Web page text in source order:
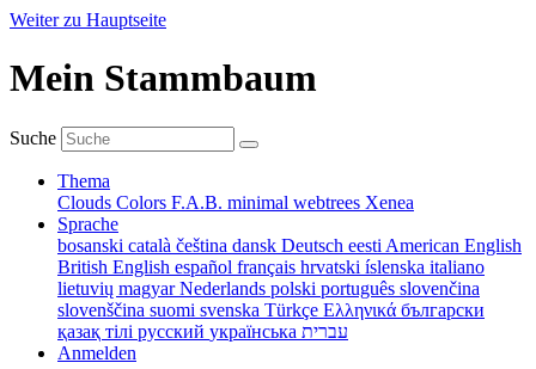
Weiter zu Hauptseite
Mein Stammbaum
Suche
Thema
Clouds Colors F.A.B. minimal webtrees Xenea
Sprache
bosanski català čeština dansk Deutsch eesti American English
British English español français hrvatski íslenska italiano
lietuvių magyarNederlands polski português slovenčina
slovenščina suomi svenska Türkçe Ελληνικά български
қазақ тілі русский українська עברית
Anmelden